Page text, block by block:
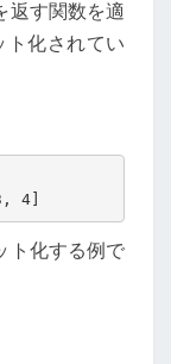
返す関数を適
ト化されてい
4]
ト化する例で